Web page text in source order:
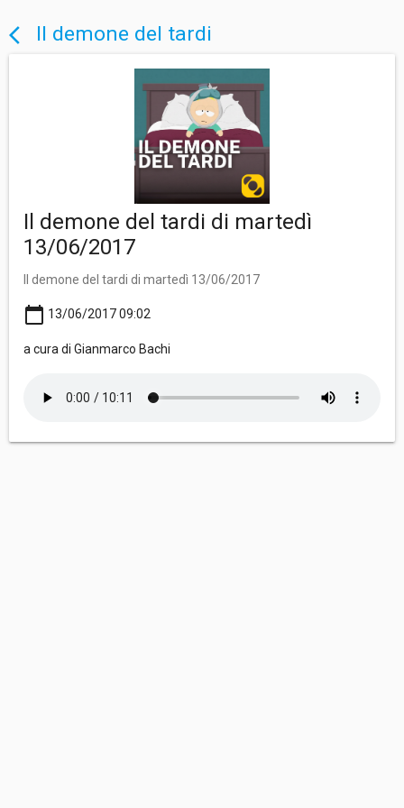
arrow_back_ios Il demone del tardi
Il demone del tardi di martedì
13/06/2017
Il demone del tardi di martedì 13/06/2017
calendar_today 13/06/2017 09:02
a cura di Gianmarco Bachi